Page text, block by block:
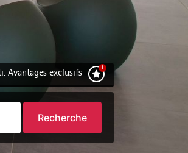
Avantages exclusifs
Recherche